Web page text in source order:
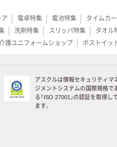
ア 電卓特集 電池特集 タイムカ
洗剤特集 スリッパ特集 タオル
介護ユニフォームショップ ポストイッ
アスクルは情報セキュリティマ
ジメントシステムの国際規格で
る「ISO 27001」の認証を取得し
ます。